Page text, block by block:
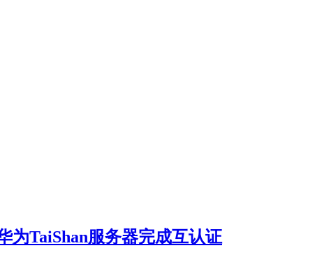
为TaiShan服务器完成互认证